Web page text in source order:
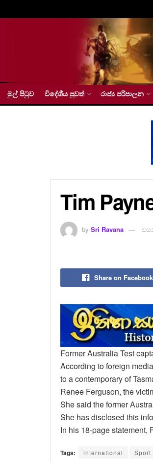
මුල් පිටුව විදේශීය පුවත් රාජ්‍ය පරිපාලන
Tim
by Sri Ravana
Share on Facebook
Former Australia Test
According to foreign
to a contemporary of
Renee Ferguson, the
She said the former
She has disclosed this
In his 18-page statement,
Tags: international Sport